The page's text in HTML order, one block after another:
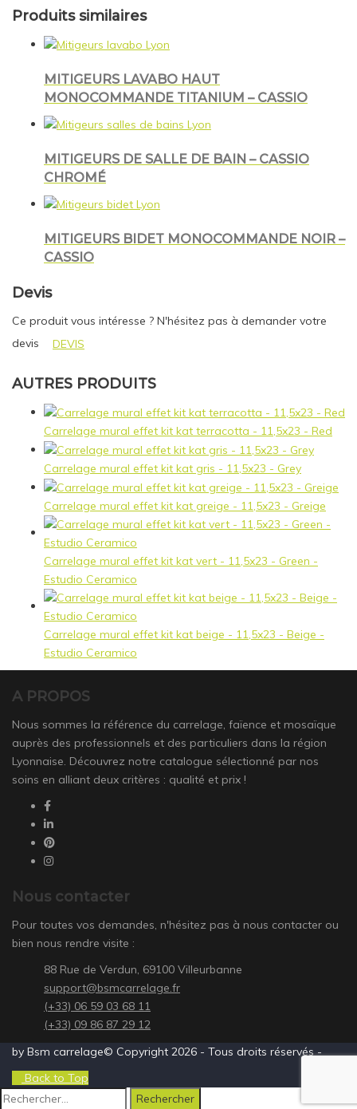
Produits similaires
MITIGEURS LAVABO HAUT
MONOCOMMANDE TITANIUM – CASSIO
MITIGEURS DE SALLE DE BAIN – CASSIO
CHROMÉ
MITIGEURS BIDET MONOCOMMANDE NOIR –
CASSIO
Devis
Ce produit vous intéresse ? N'hésitez pas à demander votre
devis
DEVIS
AUTRES PRODUITS
Carrelage mural effet kit kat terracotta - 11,5x23 - Red
Carrelage mural effet kit kat gris - 11,5x23 - Grey
Carrelage mural effet kit kat greige - 11,5x23 - Greige
Carrelage mural effet kit kat vert - 11,5x23 - Green -
Estudio Ceramico
Carrelage mural effet kit kat beige - 11,5x23 - Beige -
Estudio Ceramico
A PROPOS
Nous sommes la référence du carrelage, faïence et mosaïque
auprès des professionnels et des particuliers dans la région
Lyonnaise. Découvrez notre catalogue sélectionné par nos
soins en alliant deux critères : qualité et prix !
Nous contacter
Pour toutes vos demandes, n'hésitez pas à nous contacter ou
bien nous rendre visite :
88 Rue de Verdun, 69100 Villeurbanne
support@bsmcarrelage.fr
(+33) 06 59 03 68 11
(+33) 09 86 87 29 12
by Bsm carrelage© Copyright 2026 - Tous droits réservés -
Back to Top
Rechercher :